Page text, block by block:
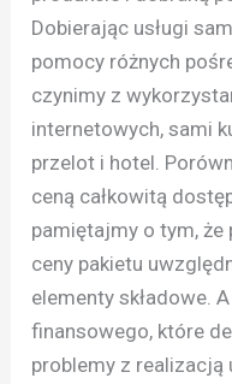
Dobierając usługi
pomocy różnych
czynimy z
internetowych, sami
przelot i hotel.
ceną całkowitą
pamiętajmy o tym,
ceny pakietu
elementy składowe.
finansowego, które
problemy z realizacją